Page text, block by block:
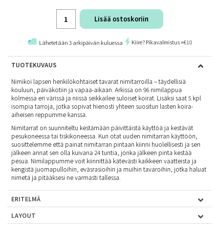
Lisää ostoskoriin
Lähetetään 3 arkipäivän kuluessa Kiire? Pikavalmistus +€10
TUOTEKUVAUS
Nimikoi lapsen henkilökohtaiset tavarat nimitarroilla – täydellisiä
kouluun, päiväkotiin ja vapaa-aikaan. Arkissa on 96 nimilappua
kolmessa eri värissä ja niissä seikkailee suloiset koirat. Lisäksi saat 5 kpl
isompia tarroja, jotka sopivat hienosti yhteen suositun lasten koira-
aiheisen reppumme kanssa.
Nimitarrat on suunniteltu kestämään päivittäistä käyttöä ja kestävät
pesukoneessa tai tiskikoneessa. Kun otat uuden nimitarran käyttöön,
suosittelemme että painat nimitarran pintaan kiinni huolellisesti ja sen
jälkeen annat sen olla kuivana 24 tuntia, jonka jälkeen pinta kestää
pesua. Nimilappumme voit kiinnittää kätevästi kaikkeen vaatteista ja
kengistä juomapulloihin, eväsrasioihin ja muihin tavaroihin, jotka haluat
nimetä ja pitääksesi ne varmasti tallessa.
ERITELMÄ
LAYOUT